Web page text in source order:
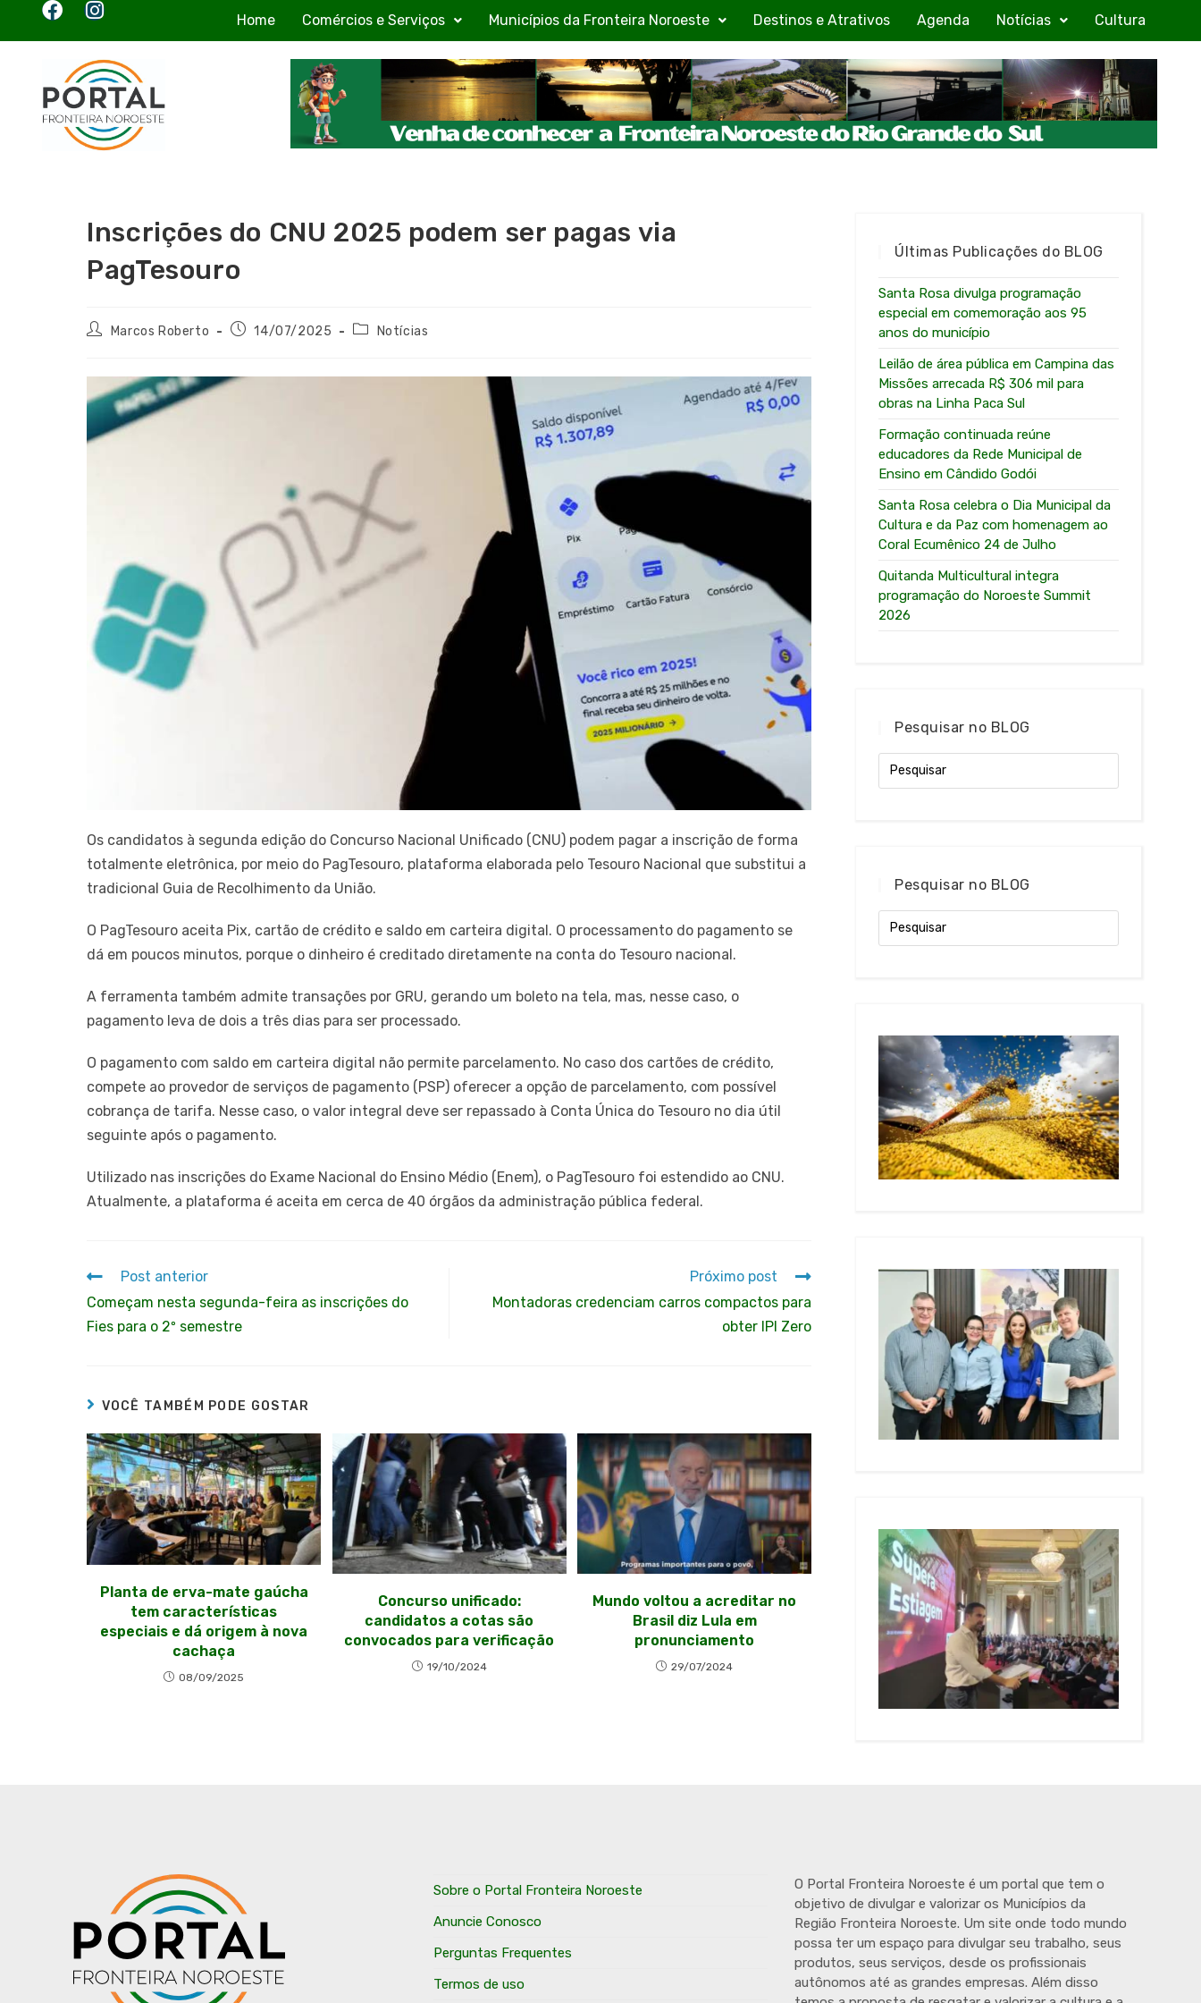
Home Comércios e Serviços Municípios da Fronteira Noroeste Destinos e Atrativos Agenda Notícias Cultura
Inscrições do CNU 2025 podem ser pagas via
PagTesouro
Marcos Roberto 14/07/2025 Notícias
Os candidatos à segunda edição do Concurso Nacional Unificado (CNU) podem pagar a inscrição de forma
totalmente eletrônica, por meio do PagTesouro, plataforma elaborada pelo Tesouro Nacional que substitui a
tradicional Guia de Recolhimento da União.
O PagTesouro aceita Pix, cartão de crédito e saldo em carteira digital. O processamento do pagamento se
dá em poucos minutos, porque o dinheiro é creditado diretamente na conta do Tesouro nacional.
A ferramenta também admite transações por GRU, gerando um boleto na tela, mas, nesse caso, o
pagamento leva de dois a três dias para ser processado.
O pagamento com saldo em carteira digital não permite parcelamento. No caso dos cartões de crédito,
compete ao provedor de serviços de pagamento (PSP) oferecer a opção de parcelamento, com possível
cobrança de tarifa. Nesse caso, o valor integral deve ser repassado à Conta Única do Tesouro no dia útil
seguinte após o pagamento.
Utilizado nas inscrições do Exame Nacional do Ensino Médio (Enem), o PagTesouro foi estendido ao CNU.
Atualmente, a plataforma é aceita em cerca de 40 órgãos da administração pública federal.
Post anterior
Começam nesta segunda-feira as inscrições do
Fies para o 2º semestre
Próximo post
Montadoras credenciam carros compactos para
obter IPI Zero
VOCÊ TAMBÉM PODE GOSTAR
Planta de erva-mate gaúcha
tem características
especiais e dá origem à nova
cachaça
08/09/2025
Concurso unificado:
candidatos a cotas são
convocados para verificação
19/10/2024
Mundo voltou a acreditar no
Brasil diz Lula em
pronunciamento
29/07/2024
Últimas Publicações do BLOG
Santa Rosa divulga programação
especial em comemoração aos 95
anos do município
Leilão de área pública em Campina das
Missões arrecada R$ 306 mil para
obras na Linha Paca Sul
Formação continuada reúne
educadores da Rede Municipal de
Ensino em Cândido Godói
Santa Rosa celebra o Dia Municipal da
Cultura e da Paz com homenagem ao
Coral Ecumênico 24 de Julho
Quitanda Multicultural integra
programação do Noroeste Summit
2026
Pesquisar no BLOG
Pesquisar no BLOG
Sobre o Portal Fronteira Noroeste
Anuncie Conosco
Perguntas Frequentes
Termos de uso
O Portal Fronteira Noroeste é um portal que tem o
objetivo de divulgar e valorizar os Municípios da
Região Fronteira Noroeste. Um site onde todo mundo
possa ter um espaço para divulgar seu trabalho, seus
produtos, seus serviços, desde os profissionais
autônomos até as grandes empresas. Além disso